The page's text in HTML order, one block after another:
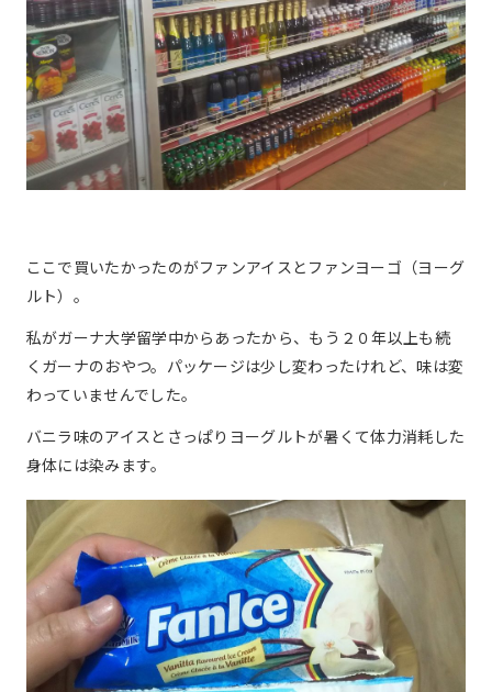
ここで買いたかったのがファンアイスとファンヨーゴ（ヨーグ
ルト）。
私がガーナ大学留学中からあったから、もう２０年以上も続
くガーナのおやつ。パッケージは少し変わったけれど、味は変
わっていませんでした。
バニラ味のアイスとさっぱりヨーグルトが暑くて体力消耗した
身体には染みます。